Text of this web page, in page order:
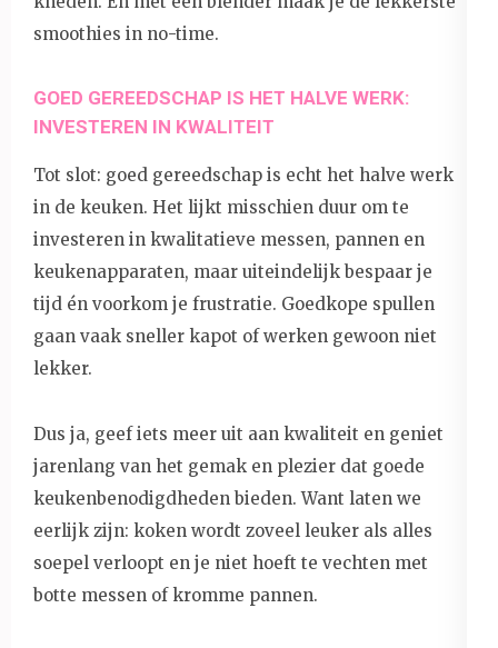
smoothies in no-time.
GOED GEREEDSCHAP IS HET HALVE WERK:
INVESTEREN IN KWALITEIT
Tot slot: goed gereedschap is echt het halve werk
in de keuken. Het lijkt misschien duur om te
investeren in kwalitatieve messen, pannen en
keukenapparaten, maar uiteindelijk bespaar je
tijd én voorkom je frustratie. Goedkope spullen
gaan vaak sneller kapot of werken gewoon niet
lekker.
Dus ja, geef iets meer uit aan kwaliteit en geniet
jarenlang van het gemak en plezier dat goede
keukenbenodigdheden bieden. Want laten we
eerlijk zijn: koken wordt zoveel leuker als alles
soepel verloopt en je niet hoeft te vechten met
botte messen of kromme pannen.